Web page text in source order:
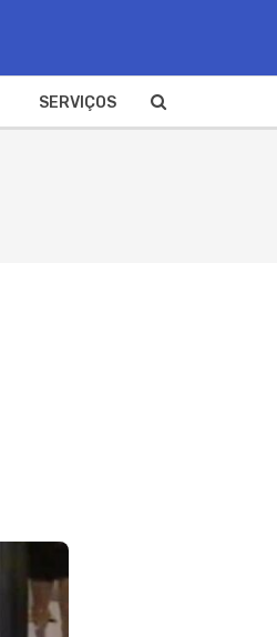
SERVIÇOS